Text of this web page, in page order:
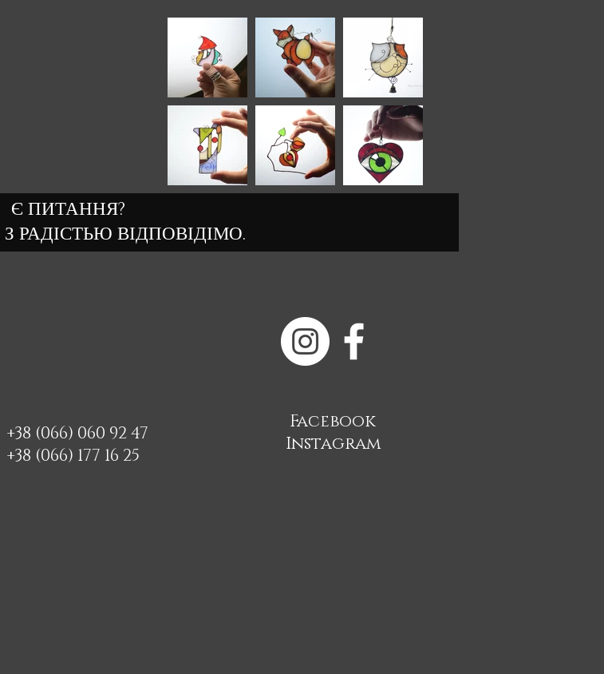
Є ПИТАННЯ?
РАДІСТЬЮ ВІДПОВІДІМО.
+38 (066) 060 92 47
+38 (066) 177 16 25
Facebook
Instagram